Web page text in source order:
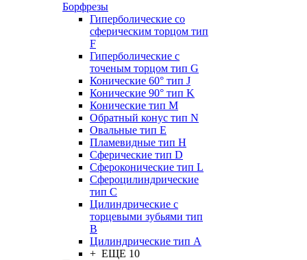
Борфрезы
Гиперболические cо
сферическим торцом тип
F
Гиперболические с
точеным торцом тип G
Конические 60° тип J
Конические 90° тип K
Конические тип M
Обратный конус тип N
Овальные тип E
Пламевидные тип H
Сферические тип D
Сфероконические тип L
Сфероцилиндрические
тип C
Цилиндрические с
торцевыми зубьями тип
B
Цилиндрические тип А
+ ЕЩЕ 10